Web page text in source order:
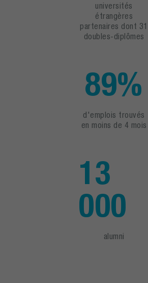
universités
étrangères
partenaires dont 31
doubles-diplômes
89%
d'emplois trouvés
en moins de 4 mois
13
000
alumni